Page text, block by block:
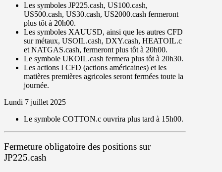
Les symboles JP225.cash, US100.cash,
US500.cash, US30.cash, US2000.cash fermeront
plus tôt à 20h00.
Les symboles XAUUSD, ainsi que les autres CFD
sur métaux, USOIL.cash, DXY.cash, HEATOIL.c
et NATGAS.cash, fermeront plus tôt à 20h00.
Le symbole UKOIL.cash fermera plus tôt à 20h30.
Les actions I CFD (actions américaines) et les
matières premières agricoles seront fermées toute la
journée.
Lundi 7 juillet 2025
Le symbole COTTON.c ouvrira plus tard à 15h00.
Fermeture obligatoire des positions sur
JP225.cash